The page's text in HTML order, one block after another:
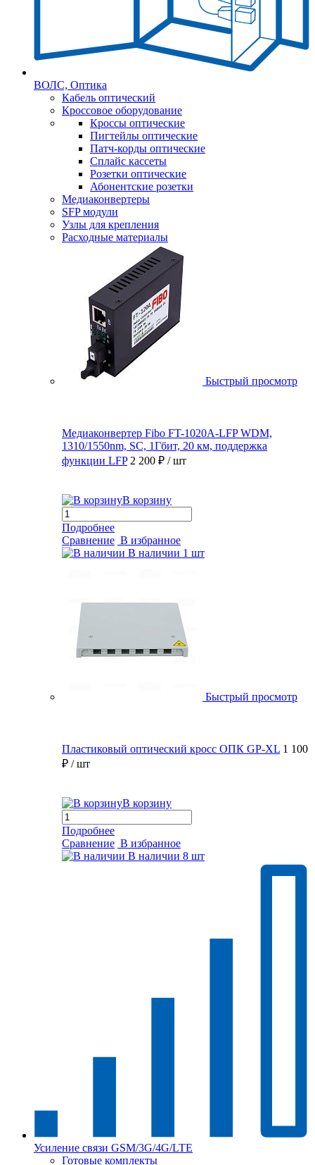
ВОЛС, Оптика
Кабель оптический
Кроссовое оборудование
Кроссы оптические
Пигтейлы оптические
Патч-корды оптические
Сплайс кассеты
Розетки оптические
Абонентские розетки
Медиаконвертеры
SFP модули
Узлы для крепления
Расходные материалы
Быстрый просмотр
Медиаконвертер Fibo FT-1020A-LFP WDM,
1310/1550nm, SC, 1Гбит, 20 км, поддержка
функции LFP 2 200 ₽ / шт
В корзину
Подробнее
Сравнение В избранное
В наличии 1 шт
Быстрый просмотр
Пластиковый оптический кросс ОПК GP-XL 1 100
₽ / шт
В корзину
Подробнее
Сравнение В избранное
В наличии 8 шт
Усиление связи GSM/3G/4G/LTE
Готовые комплекты